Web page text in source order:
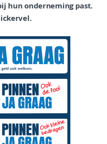
hun onderneming past.